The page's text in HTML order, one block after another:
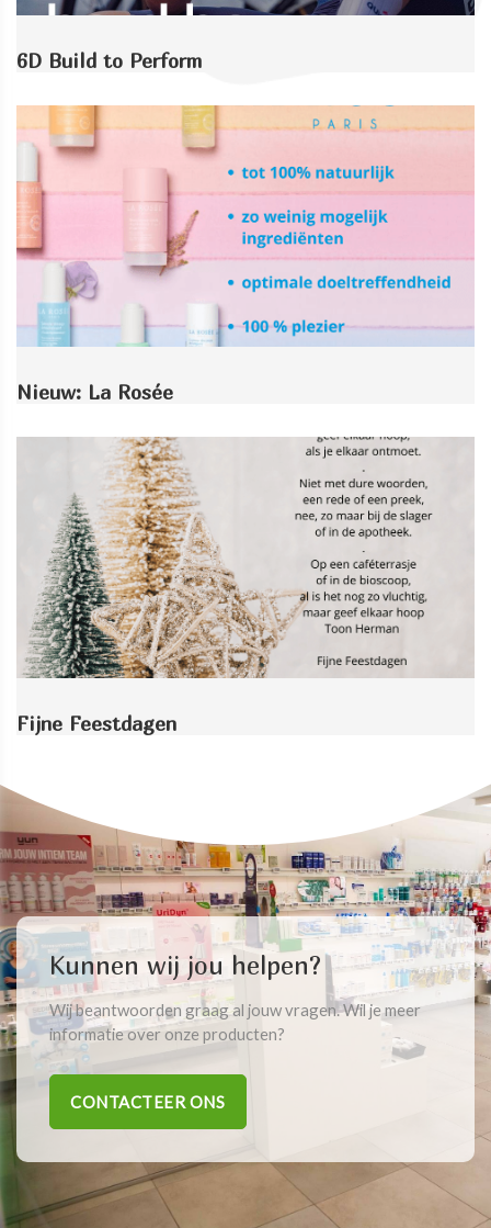
6D Build to Perform
Nieuw: La Rosée
Fijne Feestdagen
Kunnen wij jou helpen?
Wij beantwoorden graag al jouw vragen. Wil je meer
informatie over onze producten?
CONTACTEER ONS